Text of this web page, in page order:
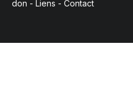
don - Liens - Contact